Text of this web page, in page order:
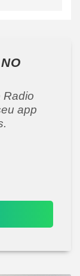
NO
Radio
app